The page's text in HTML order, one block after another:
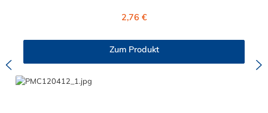
Regulärer Preis:
2,76 €
Zum Produkt